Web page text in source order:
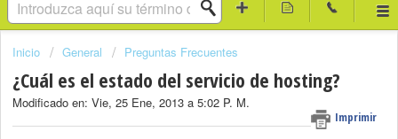
Inicio General Preguntas Frecuentes
¿Cuál es el estado del servicio de hosting?
Imprimir
Modificado en: Vie, 25 Ene, 2013 a 5:02 P. M.